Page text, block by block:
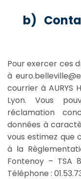
b)
Pour exercer ces
à
courrier à AURYS
Lyon. Vous
réclamation
données à
vous estimez que
à la
Fontenoy – TSA
Téléphone :